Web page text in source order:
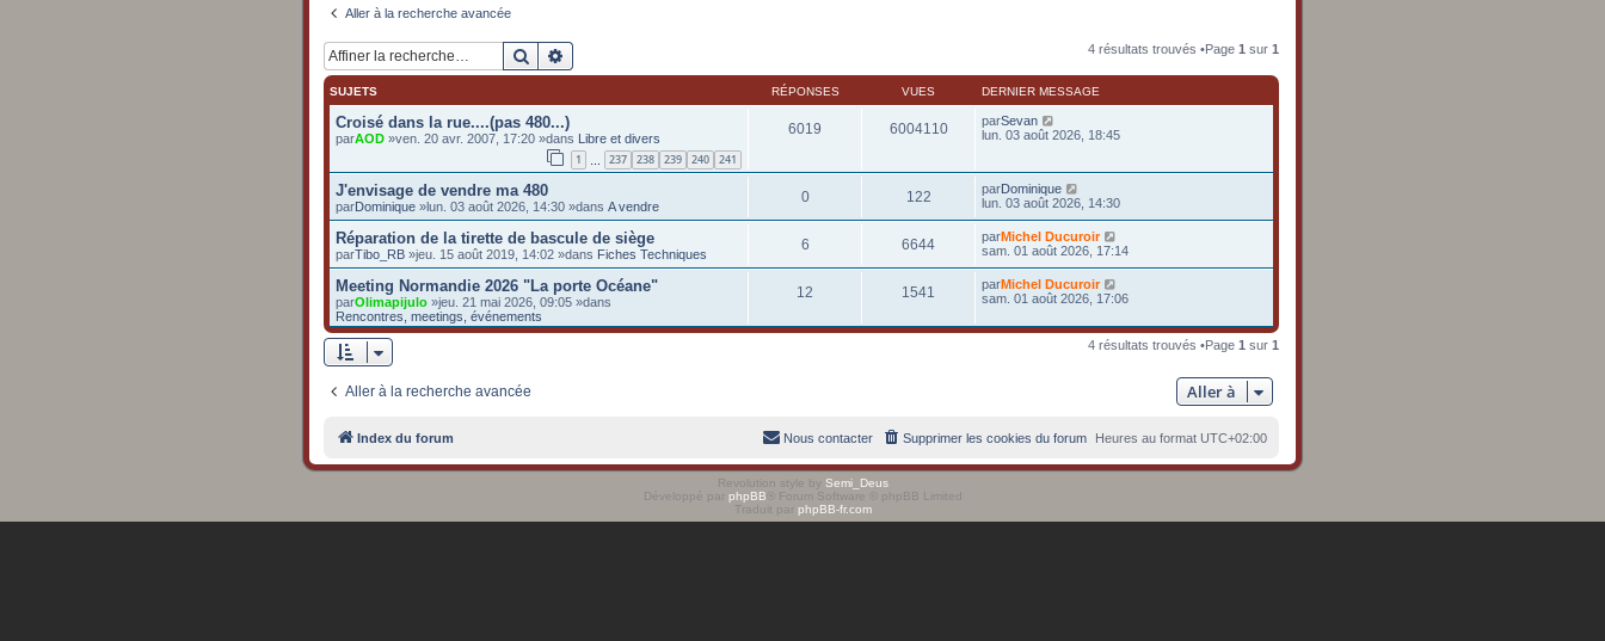
Aller à la recherche avancée
Rechercher 4 résultats trouvés •Page 1 sur 1
SUJETS RÉPONSES VUES DERNIER MESSAGE
Croisé dans la rue....(pas 480...)
parAOD »ven. 20 avr. 2007, 17:20 »dans Libre et divers
1 237 238 239 240 241
6019 6004110 parSevan
lun. 03 août 2026, 18:45
J'envisage de vendre ma 480
parDominique »lun. 03 août 2026, 14:30 »dans A vendre
0 122 parDominique
lun. 03 août 2026, 14:30
Réparation de la tirette de bascule de siège
parTibo_RB »jeu. 15 août 2019, 14:02 »dans Fiches Techniques
6 6644 parMichel Ducuroir
sam. 01 août 2026, 17:14
Meeting Normandie 2026 "La porte Océane"
parOlimapijulo »jeu. 21 mai 2026, 09:05 »dans
Rencontres, meetings, événements
12 1541 parMichel Ducuroir
sam. 01 août 2026, 17:06
4 résultats trouvés •Page 1 sur 1
Aller à la recherche avancée Aller à
Index du forum Heures au format UTC+02:00
Supprimer les cookies du forum
Nous contacter
Revolution style by Semi_Deus
Développé par phpBB ® Forum Software © phpBB Limited
Traduit par phpBB-fr.com